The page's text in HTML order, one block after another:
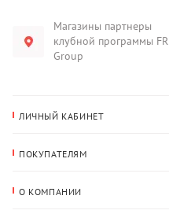
Магазины партнеры
клубной программы FR
Group
ЛИЧНЫЙ КАБИНЕТ
Адрес для доставки
ПОКУПАТЕЛЯМ
О КОМПАНИИ